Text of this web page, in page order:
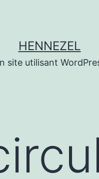
HENNEZEL
site utilisant